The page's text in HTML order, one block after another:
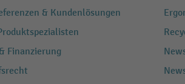
& Kundenlösungen
Finanzierung